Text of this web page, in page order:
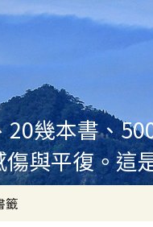
幾本書、
與平復。這
籤